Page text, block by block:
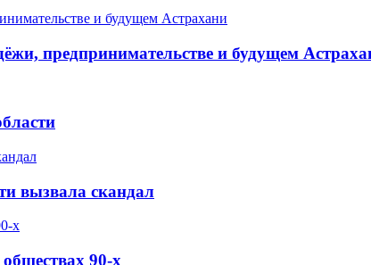
предпринимательстве и будущем
вызвала скандал
90-х